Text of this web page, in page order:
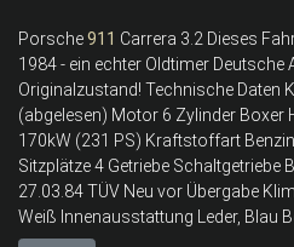
Porsche911 Carrera 3.2 Dieses
1984 - ein echter Oldtimer
Originalzustand! Technische Daten
(abgelesen) Motor 6 Zylinder Boxer
170kW (231 PS) Kraftstoffart
Sitzplätze 4 Getriebe Schaltgetriebe
27.03.84 TÜV Neu vor Übergabe
Weiß Innenausstattung Leder, Blau